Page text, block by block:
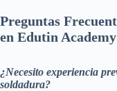
Preguntas
en Edutin Academy
¿Necesito experiencia
soldadura?